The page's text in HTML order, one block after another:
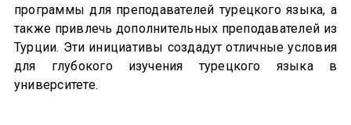
программы для преподавателей турецкого языка, а
также привлечь дополнительных преподавателей из
Турции. Эти инициативы создадут отличные условия
для глубокого изучения турецкого языка в
университете.